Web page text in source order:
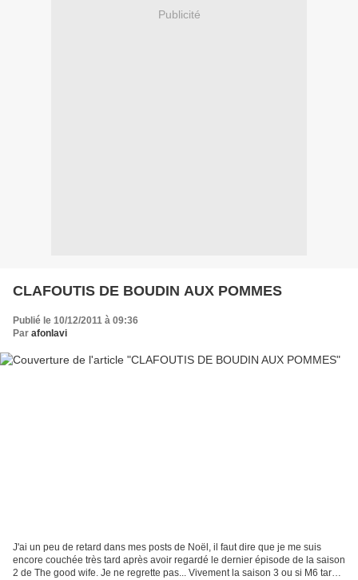
Publicité
CLAFOUTIS DE BOUDIN AUX POMMES
Publié le 10/12/2011 à 09:36
Par afonlavi
J'ai un peu de retard dans mes posts de Noël, il faut dire que je me suis
encore couchée très tard après avoir regardé le dernier épisode de la saison
2 de The good wife. Je ne regrette pas... Vivement la saison 3 ou si M6 tarde